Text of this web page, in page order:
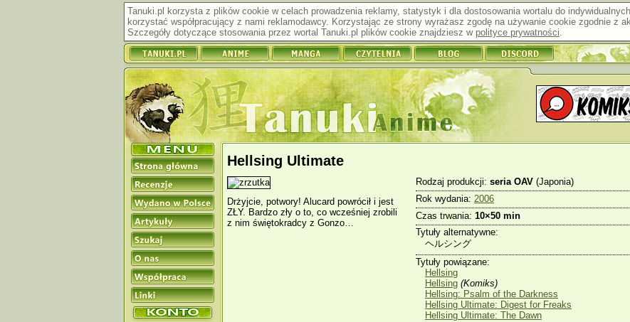
Tanuki.pl korzysta z plików cookie w celach prowadzenia reklamy, statystyk i dla dostosowania wortalu do
korzystać współpracujący z nami reklamodawcy. Korzystając ze strony wyrażasz zgodę na używanie cookie zgodnie z
Szczegóły dotyczące stosowania przez wortal Tanuki.pl plików cookie znajdziesz w polityce prywatności.
Hellsing Ultimate
Rodzaj produkcji: seria OAV (Japonia)
Rok wydania: 2006
Czas trwania: 10×50 min
Tytuły alternatywne:
ヘルシング
Tytuły powiązane:
Hellsing
Hellsing (Komiks)
Hellsing: Psalm of the Darkness
Hellsing Ultimate: Digest for Freaks
Hellsing Ultimate: The Dawn
Drżyjcie, potwory! Alucard powrócił i jest
ZŁY. Bardzo zły o to, co wcześniej zrobili
z nim świętokradcy z Gonzo…